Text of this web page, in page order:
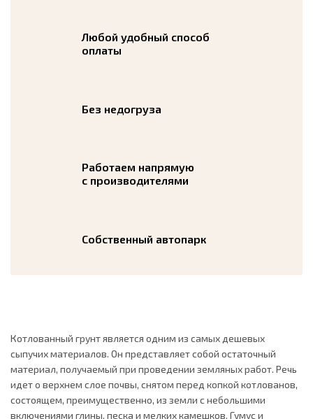
Любой удобный способ
оплаты
Без недогруза
Работаем напрямую
с производителями
Собственный автопарк
Котлованный грунт является одним из самых дешевых
сыпучих материалов. Он представляет собой остаточный
материал, получаемый при проведении земляных работ. Речь
идет о верхнем слое почвы, снятом перед копкой котлованов,
состоящем, преимущественно, из земли с небольшими
включениями глины, песка и мелких камешков. Гумус и